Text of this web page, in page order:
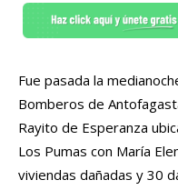
Fue pasada la
Bomberos de
Rayito de Esperanza
Los Pumas con María
viviendas dañadas y 30